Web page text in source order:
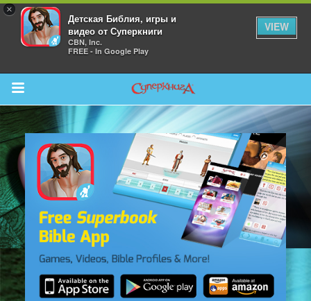
×
Детская Библия, игры и
видео от Суперкниги
CBN, Inc.
FREE - In Google Play
VIEW
Return to Content